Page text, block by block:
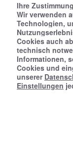
Ihre
Wir verwenden
Technologien,
Cookies auch
technisch
Informationen,
Cookies und
unserer
Einstellungen